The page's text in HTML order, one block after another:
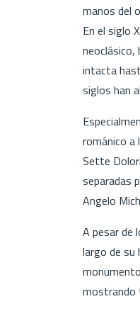
manos del
En el siglo
neoclásico,
intacta
siglos han
románico a
Sette
separadas
Angelo
A pesar de
largo de su
mostrando